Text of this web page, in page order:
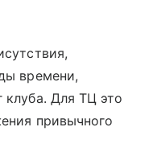
времени,
клуба. Для ТЦ это
привычного